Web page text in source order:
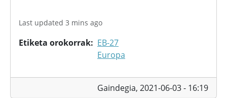
Last updated 3 mins ago
Etiketa orokorrak
EB-27
Europa
Gaindegia, 2021-06-03 - 16:19